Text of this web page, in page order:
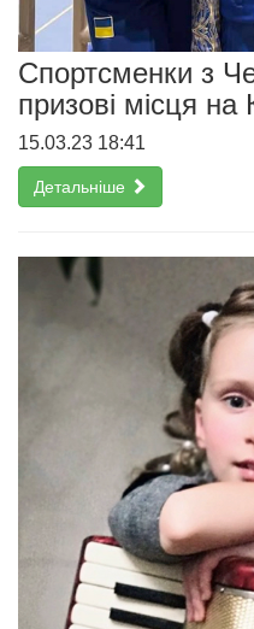
Спортсменки з
призові місця на
15.03.23 18:41
Детальніше